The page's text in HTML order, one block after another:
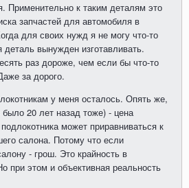
Применительно к таким деталям это
запчастей для автомобиля в
для своих нужд я не могу что-то
деталь вынужден изготавливать.
раз дороже, чем если бы что-то
за дорого.
у меня осталось. Опять же,
было 20 лет назад тоже) - цена
может приравниваться к
салона. Потому что если
- грош. Это крайность в
при этом и объективная реальность